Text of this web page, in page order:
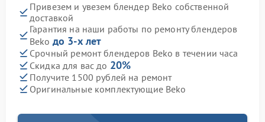
Привезем и увезем блендер Beko собственной
доставкой
Гарантия на наши работы по ремонту блендеров
Beko до 3-х лет
Срочный ремонт блендеров Beko в течении часа
Скидка для вас до 20%
Получите 1500 рублей на ремонт
Оригинальные комплектующие Beko